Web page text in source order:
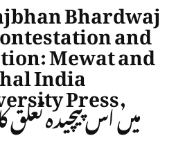
Mewat and
IndiaPress,